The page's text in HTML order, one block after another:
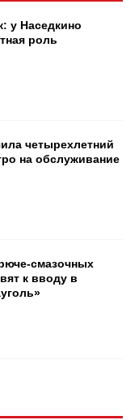
у Наседкино
роль
четырехлетний
на обслуживание
смазочных
к вводу в